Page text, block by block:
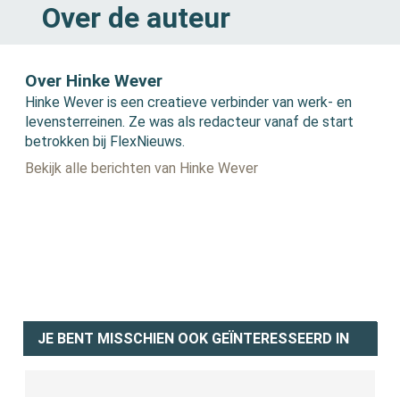
Over de auteur
Over Hinke Wever
Hinke Wever is een creatieve verbinder van werk- en
levensterreinen. Ze was als redacteur vanaf de start
betrokken bij FlexNieuws.
Bekijk alle berichten van Hinke Wever
JE BENT MISSCHIEN OOK GEÏNTERESSEERD IN